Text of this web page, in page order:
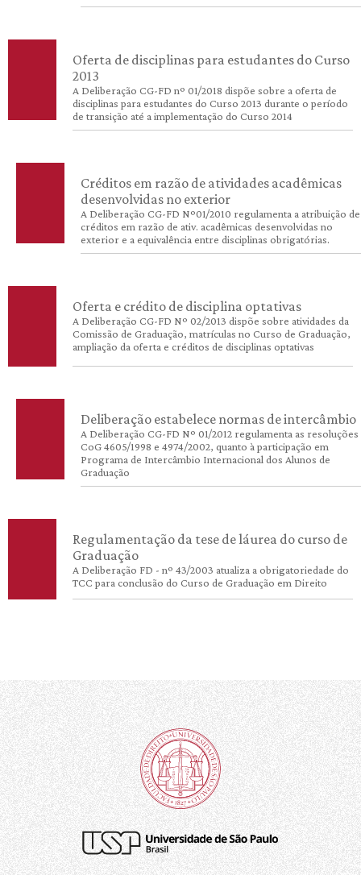
Oferta de disciplinas para estudantes do Curso
2013
A Deliberação CG-FD nº 01/2018 dispõe sobre a oferta de
disciplinas para estudantes do Curso 2013 durante o período
de transição até a implementação do Curso 2014
Créditos em razão de atividades acadêmicas
desenvolvidas no exterior
A Deliberação CG-FD Nº01/2010 regulamenta a atribuição de
créditos em razão de ativ. acadêmicas desenvolvidas no
exterior e a equivalência entre disciplinas obrigatórias.
Oferta e crédito de disciplina optativas
A Deliberação CG-FD Nº 02/2013 dispõe sobre atividades da
Comissão de Graduação, matrículas no Curso de Graduação,
ampliação da oferta e créditos de disciplinas optativas
Deliberação estabelece normas de intercâmbio
A Deliberação CG-FD Nº 01/2012 regulamenta as resoluções
CoG 4605/1998 e 4974/2002, quanto à participação em
Programa de Intercâmbio Internacional dos Alunos de
Graduação
Regulamentação da tese de láurea do curso de
Graduação
A Deliberação FD - nº 43/2003 atualiza a obrigatoriedade do
TCC para conclusão do Curso de Graduação em Direito